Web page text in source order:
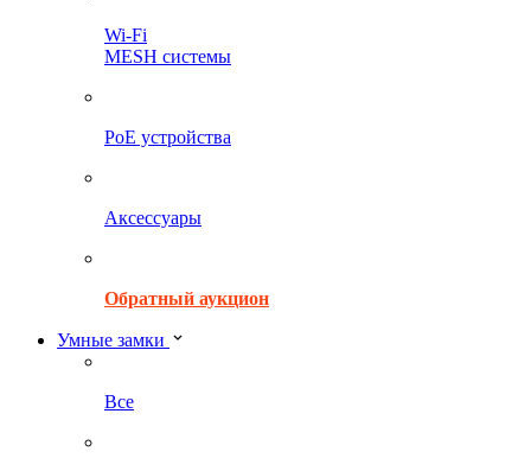
Wi-Fi
MESH системы
PoE устройства
Аксессуары
Обратный аукцион
Умные замки
Все